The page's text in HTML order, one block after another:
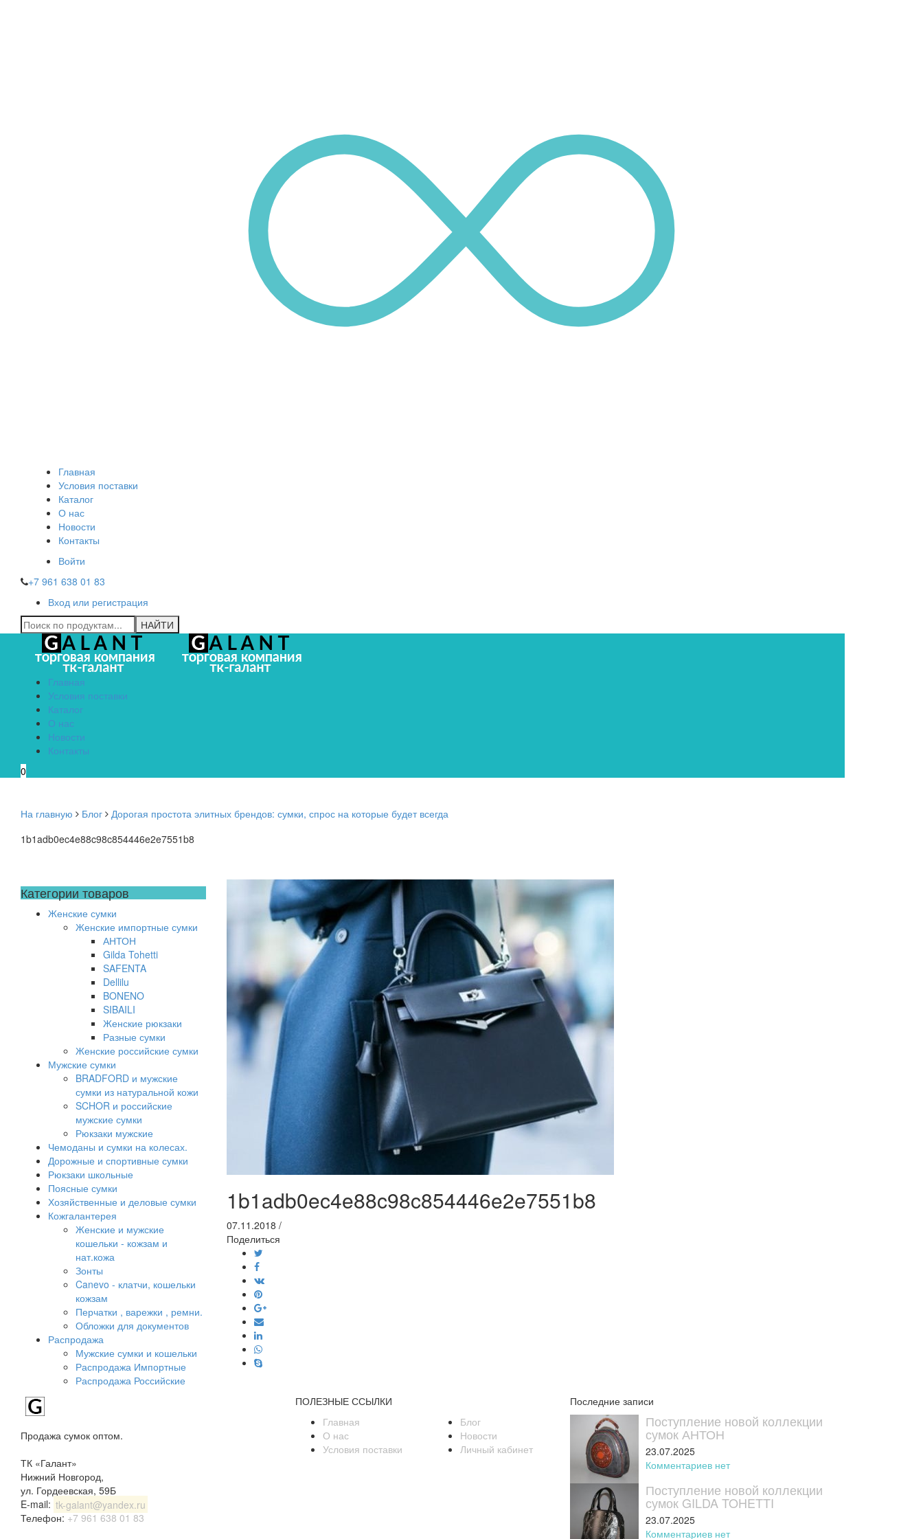
Главная
Условия поставки
Каталог
О нас
Новости
Контакты
Войти
+7 961 638 01 83
Вход или регистрация
Главная
Условия поставки
Каталог
О нас
Новости
Контакты
0
На главную Блог
Дорогая простота элитных брендов: сумки, спрос на которые будет всегда
1b1adb0ec4e88c98c854446e2e7551b8
1b1adb0ec4e88c98c854446e2e7551b8
07.11.2018 /
Поделиться
Категории товаров
Женские сумки
Женские импортные сумки
АНТОН
Gilda Tohetti
SAFENTA
Dellilu
BONENO
SIBAILI
Женские рюкзаки
Разные сумки
Женские российские сумки
Мужские сумки
BRADFORD и мужские
сумки из натуральной кожи
SCHOR и российские
мужские сумки
Рюкзаки мужские
Чемоданы и сумки на колесах.
Дорожные и спортивные сумки
Рюкзаки школьные
Поясные сумки
Хозяйственные и деловые сумки
Кожгалантерея
Женские и мужские
кошельки - кожзам и
нат.кожа
Зонты
Canevo - клатчи, кошельки
кожзам
Перчатки , варежки , ремни.
Обложки для документов
Распродажа
Мужские сумки и кошельки
Распродажа Импортные
Распродажа Российские
Продажа сумок оптом.
ТК «Галант»
Нижний Новгород,
ул. Гордеевская, 59Б
E-mail: tk-galant@yandex.ru
Телефон: +7 961 638 01 83
ПОЛЕЗНЫЕ ССЫЛКИ
Главная
О нас
Условия поставки
Блог
Новости
Личный кабинет
Последние записи
Поступление новой коллекции
сумок АНТОН
23.07.2025
Комментариев нет
Поступление новой коллекции
сумок GILDA TOHETTI
23.07.2025
Комментариев нет